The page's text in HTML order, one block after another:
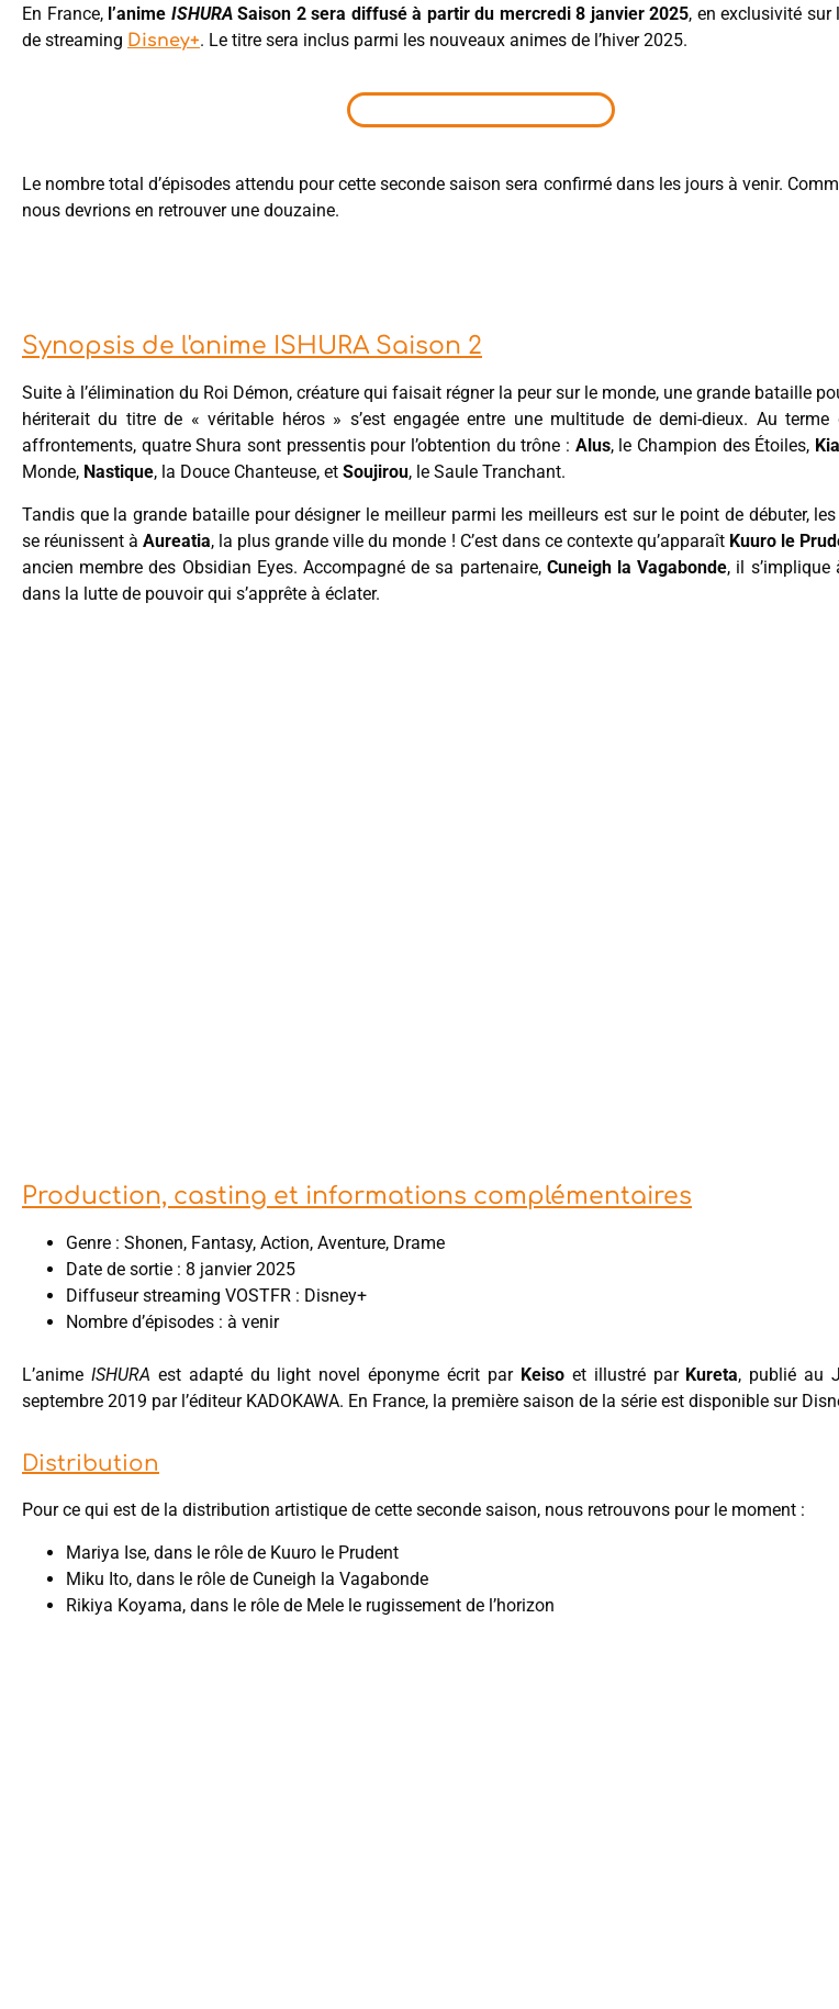
En France,l’anime ISHURASaison 2 sera diffusé à partir du mercredi 8 janvier 2025, en exclusivité
de streaming Disney+. Le titre sera inclus parmi les nouveaux animes de l’hiver 2025.
Le nombre total d’épisodes attendu pour cette seconde saison sera confirmé dans les jours à venir.
nous devrions en retrouver une douzaine.
Synopsis de l'anime ISHURA Saison 2
Suite à l’élimination du Roi Démon, créature qui faisait régner la peur sur le monde, une grande bataille
hériterait du titre de « véritable héros » s’est engagée entre une multitude de demi-dieux. Au terme
affrontements, quatre Shura sont pressentis pour l’obtention du trône : Alus, le Champion des Étoiles, Kia
Monde, Nastique, la Douce Chanteuse, et Soujirou, le Saule Tranchant.
Tandis que la grande bataille pour désigner le meilleur parmi les meilleurs est sur le point de débuter,
se réunissent àAureatia, la plus grande ville du monde ! C’est dans ce contexte qu’apparaît Kuuro le
ancien membre des Obsidian Eyes. Accompagné de sa partenaire, Cuneigh la Vagabonde, il
dans la lutte de pouvoir qui s’apprête à éclater.
Production, casting et informations complémentaires
Genre : Shonen, Fantasy, Action, Aventure, Drame
Date de sortie : 8 janvier 2025
Diffuseur streaming VOSTFR : Disney+
Nombre d’épisodes : à venir
L’anime ISHURA est adapté du light novel éponyme écrit par Keisoet illustré par Kureta, publié au
septembre 2019 par l’éditeur KADOKAWA. En France, la première saison de la série est disponible sur
Distribution
Pour ce qui est de la distribution artistique de cette seconde saison, nous retrouvons pour le moment :
Mariya Ise, dans le rôle de Kuuro le Prudent
Miku Ito, dans le rôle de Cuneigh la Vagabonde
Rikiya Koyama, dans le rôle de Mele le rugissement de l’horizon